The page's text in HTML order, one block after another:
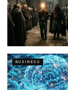
BUSINESS